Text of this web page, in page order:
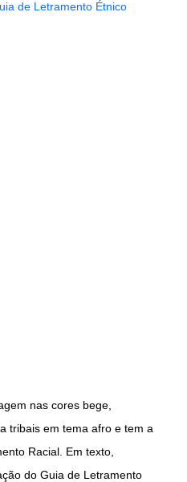
de Letramento Étnico
nas cores bege,
tribais em tema afro e tem a
Racial. Em texto,
do Guia de Letramento